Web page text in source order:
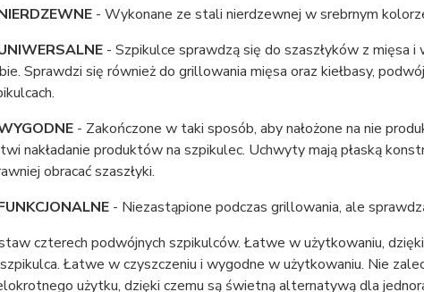
- Wykonane ze stali nierdzewnej w srebrnym
- Szpikulce sprawdzą się do szaszłyków z mięsa i
Sprawdzi się również do grillowania mięsa oraz kiełbasy,
- Zakończone w taki sposób, aby nałożone na nie
nakładanie produktów na szpikulec. Uchwyty mają płaską
obracać szaszłyki.
- Niezastąpione podczas grillowania, ale
czterech podwójnych szpikulców. Łatwe w użytkowaniu,
Łatwe w czyszczeniu i wygodne w użytkowaniu. Nie
użytku, dzięki czemu są świetną alternatywą dla